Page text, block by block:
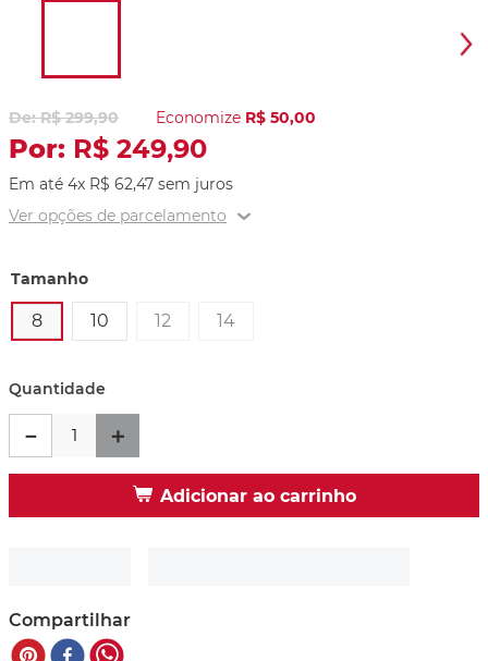
R$ 299,90 Economize R$ 50,00
R$ 249,90
Em até 4x R$ 62,47 sem juros
Ver opções de parcelamento
Tamanho
8 10 12 14
Quantidade
＋
－
Adicionar ao carrinho
Compartilhar